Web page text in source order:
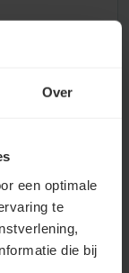
Over
een optimale
te
die bij
op
die u